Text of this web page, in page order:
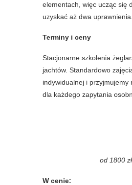
elementach, więc ucząc się
uzyskać aż dwa
Terminy i ceny
Stacjonarne szkolenia
jachtów. Standardowo
indywidualnej i przyjmujemy
dla każdego zapytania
od 1800
W cenie: